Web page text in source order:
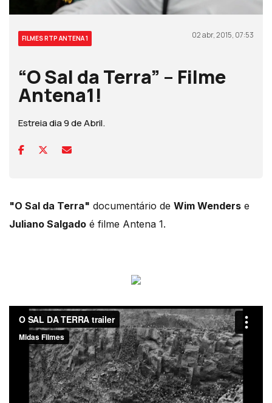
FILMES RTP ANTENA 1 02 abr, 2015, 07:53
“O Sal da Terra” – Filme
Antena1!
Estreia dia 9 de Abril.
"O Sal da Terra" documentário de Wim Wenders e
Juliano Salgado é filme Antena 1.